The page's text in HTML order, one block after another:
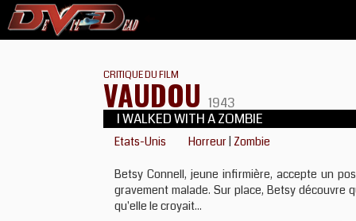
CRITIQUE DU FILM
VAUDOU 1943
I WALKED WITH A ZOMBIE
Etats-Unis Horreur Zombie
Betsy Connell, jeune infirmière, accepte un
gravement malade. Sur place, Betsy
qu'elle le croyait...